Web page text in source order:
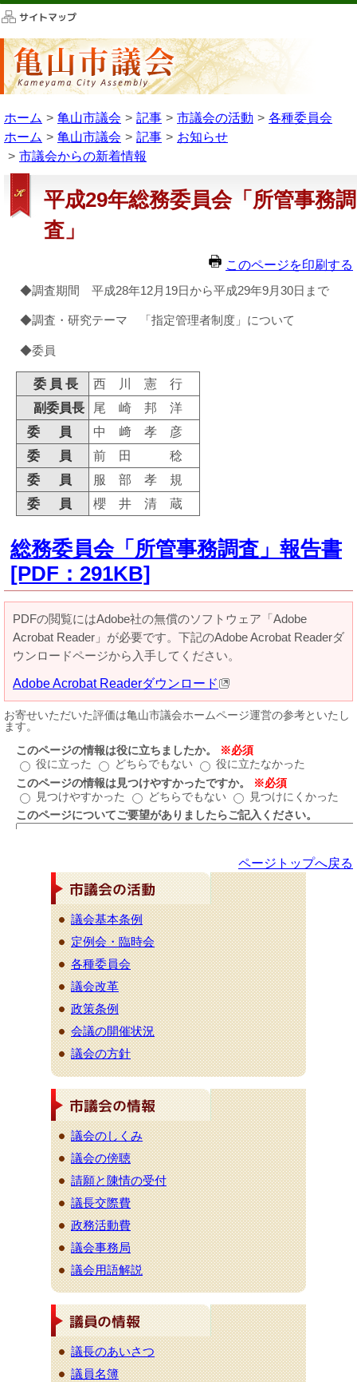
ホーム 亀山市議会 記事 市議会の活動
各種委員会
ホーム
亀山市議会 記事
お知らせ
市議会からの新着情報
平成29年総務委員会「所管事務調
査」
このページを印刷する
◆調査期間 平成28年12月19日から平成29年9月30日まで
◆調査・研究テーマ 「指定管理者制度」について
◆委員
委 員 長
西 川 憲 行
副委員長
尾 崎 邦 洋
委 員
中 﨑 孝 彦
委 員
前 田 稔
委 員
服 部 孝 規
委 員
櫻 井 清 蔵
総務委員会「所管事務調査」報告書
[PDF：291KB]
PDFの閲覧にはAdobe社の無償のソフトウェア「Adobe
Acrobat Reader」が必要です。下記のAdobe Acrobat Readerダ
ウンロードページから入手してください。
Adobe Acrobat Readerダウンロード
ページトップへ戻る
議会基本条例
定例会・臨時会
各種委員会
議会改革
政策条例
会議の開催状況
議会の方針
議会のしくみ
議会の傍聴
請願と陳情の受付
議長交際費
政務活動費
議会事務局
議会用語解説
議長のあいさつ
議員名簿